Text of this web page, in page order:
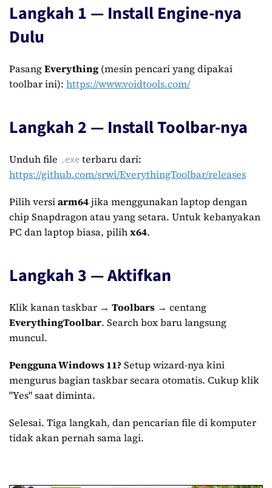
Langkah 1 — Install Engine-nya
Dulu
PasangEverything(mesin pencari yang dipakai
toolbar ini): https://www.voidtools.com/
Langkah 2 — Install Toolbar-nya
Unduh file .exe terbaru dari:
https://github.com/srwi/EverythingToolbar/releases
Pilih versiarm64jika menggunakan laptop dengan
chip Snapdragon atau yang setara. Untuk kebanyakan
PC dan laptop biasa, pilihx64.
Langkah 3 — Aktifkan
Klik kanan taskbar → Toolbars → centang
EverythingToolbar. Search box baru langsung
muncul.
Pengguna Windows 11?Setup wizard-nya kini
mengurus bagian taskbar secara otomatis. Cukup klik
"Yes" saat diminta.
Selesai. Tiga langkah, dan pencarian file di komputer
tidak akan pernah sama lagi.